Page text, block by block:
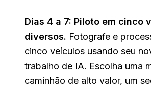
Dias 4 a 7: Piloto em cinco
diversos. Fotografe e
cinco veículos usando seu
trabalho de IA. Escolha uma
caminhão de alto valor, um